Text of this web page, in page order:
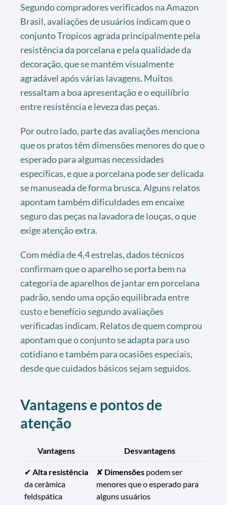
Segundo compradores verificados na Amazon
Brasil, avaliações de usuários indicam que o
conjunto Tropicos agrada principalmente pela
resistência da porcelana e pela qualidade da
decoração, que se mantém visualmente
agradável após várias lavagens. Muitos
ressaltam a boa apresentação e o equilíbrio
entre resistência e leveza das peças.
Por outro lado, parte das avaliações menciona
que os pratos têm dimensões menores do que o
esperado para algumas necessidades
específicas, e que a porcelana pode ser delicada
se manuseada de forma brusca. Alguns relatos
apontam também dificuldades em encaixe
seguro das peças na lavadora de louças, o que
exige atenção extra.
Com média de 4,4 estrelas, dados técnicos
confirmam que o aparelho se porta bem na
categoria de aparelhos de jantar em porcelana
padrão, sendo uma opção equilibrada entre
custo e benefício segundo avaliações
verificadas indicam. Relatos de quem comprou
apontam que o conjunto se adapta para uso
cotidiano e também para ocasiões especiais,
desde que cuidados básicos sejam seguidos.
Vantagens e pontos de
atenção
Vantagens Desvantagens
✔ Alta resistência
da cerâmica
feldspática
✘ Dimensões podem ser
menores que o esperado para
alguns usuários